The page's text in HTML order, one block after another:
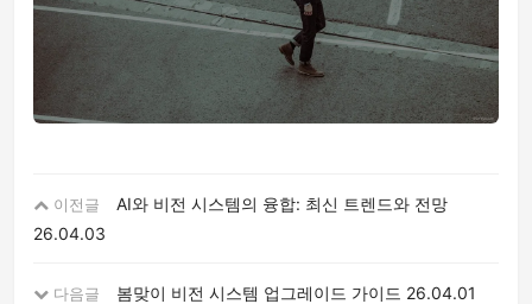
이전글
AI와 비전 시스템의 융합: 최신 트렌드와 전망
26.04.03
다음글 봄맞이 비전 시스템 업그레이드 가이드 26.04.01